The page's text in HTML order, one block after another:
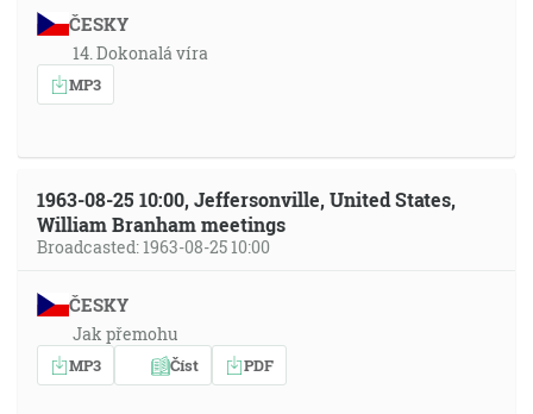
ČESKY
14. Dokonalá víra
MP3
1963-08-25 10:00, Jeffersonville, United States,
William Branham meetings
Broadcasted: 1963-08-25 10:00
ČESKY
Jak přemohu
MP3 Číst PDF